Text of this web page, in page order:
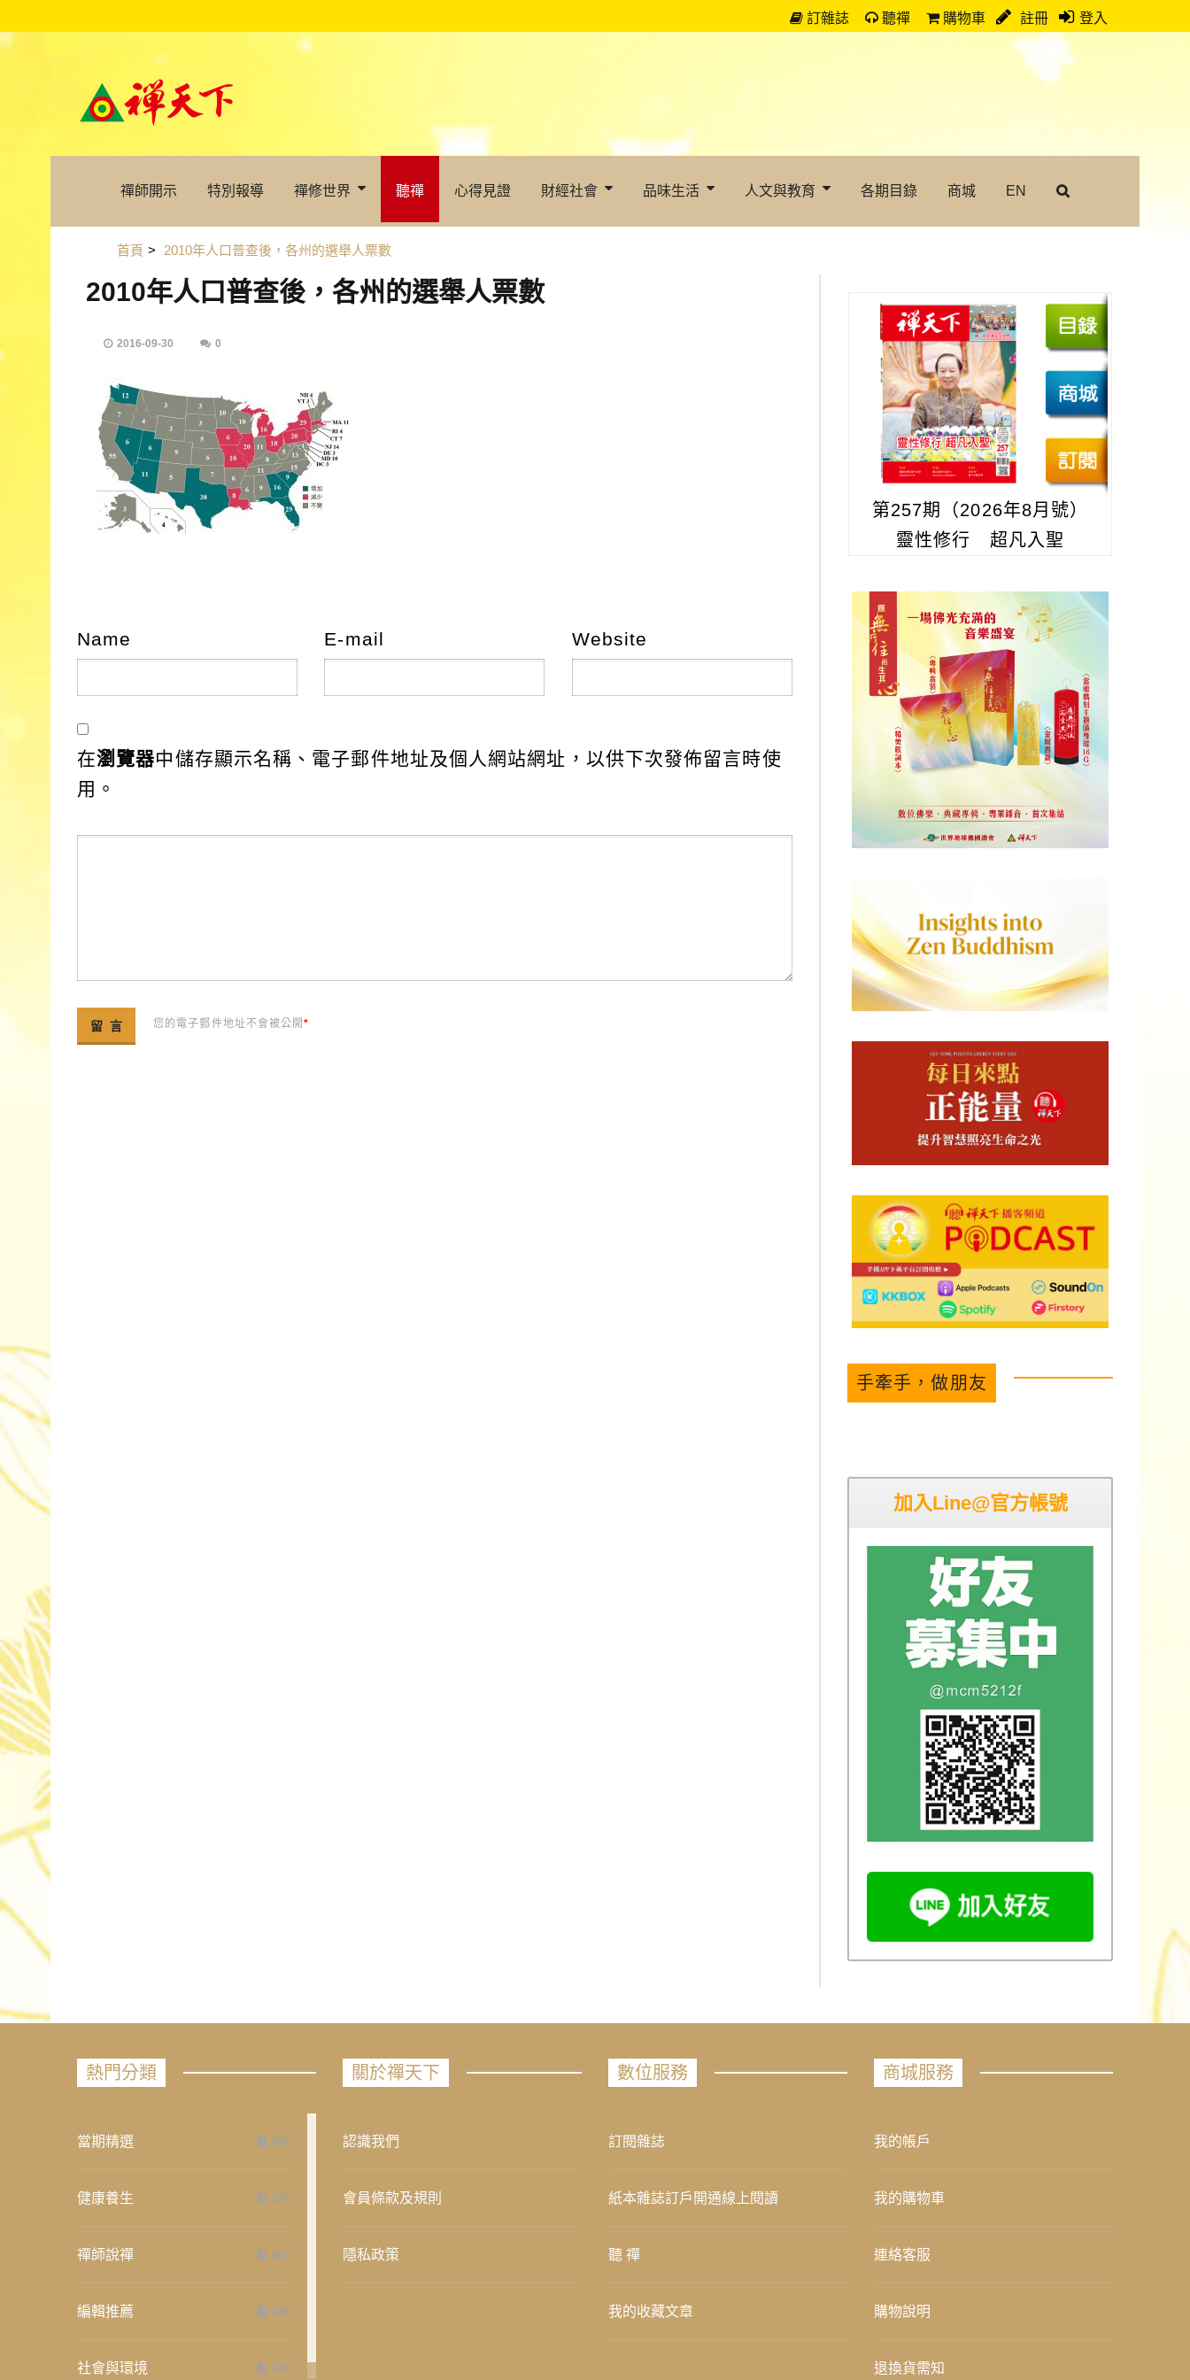
訂雜誌 聽禪 購物車 註冊 登入
禪師開示 特別報導 禪修世界 聽禪 心得見證 財經社會 品味生活 人文與教育 各期目錄 商城 EN
首頁 > 2010年人口普查後，各州的選舉人票數
2010年人口普查後，各州的選舉人票數
2016-09-30 0
Name E-mail Website
在瀏覽器中儲存顯示名稱、電子郵件地址及個人網站網址，以供下次發佈留言時使
用。
您的電子郵件地址不會被公開*
第257期（2026年8月號）
靈性修行 超凡入聖
手牽手，做朋友
加入Line@官方帳號
熱門分類
當期精選 658
健康養生 276
禪師說禪 267
編輯推薦 236
社會與環境 235
關於禪天下
認識我們
會員條款及規則
隱私政策
數位服務
訂閱雜誌
紙本雜誌訂戶開通線上閱讀
聽 禪
我的收藏文章
商城服務
我的帳戶
我的購物車
連絡客服
購物說明
退換貨需知